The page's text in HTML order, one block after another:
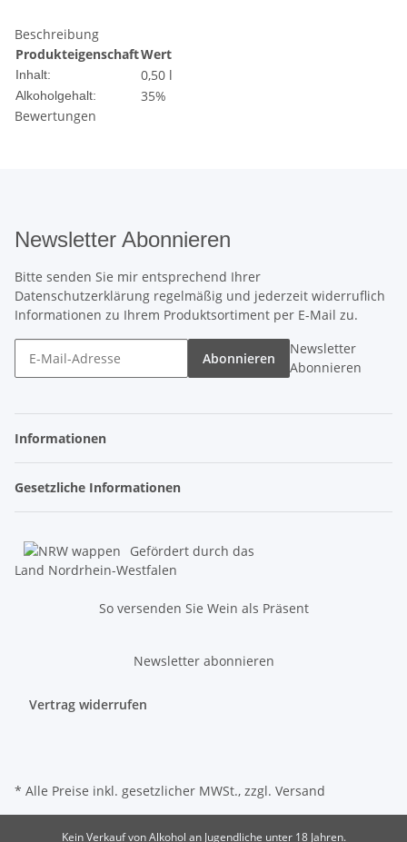
Beschreibung
ProdukteigenschaftWert
Inhalt: 0,50 l
Alkoholgehalt:
35%
Bewertungen
Newsletter Abonnieren
Bitte senden Sie mir entsprechend Ihrer
Datenschutzerklärung regelmäßig und jederzeit widerruflich
Informationen zu Ihrem Produktsortiment per E-Mail zu.
Abonnieren
Newsletter
Abonnieren
Informationen
Gesetzliche Informationen
Gefördert durch das
Land Nordrhein-Westfalen
So versenden Sie Wein als Präsent
Newsletter abonnieren
Vertrag widerrufen
* Alle Preise inkl. gesetzlicher MWSt., zzgl. Versand
Kein Verkauf von Alkohol an Jugendliche unter 18 Jahren.